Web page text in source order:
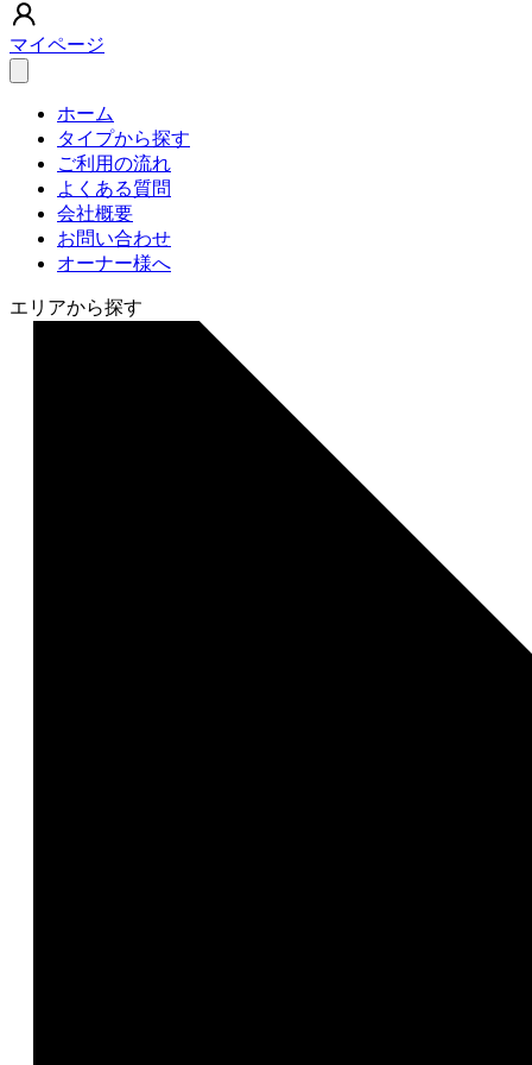
マイページ
ホーム
タイプから探す
ご利用の流れ
よくある質問
会社概要
お問い合わせ
オーナー様へ
エリアから探す